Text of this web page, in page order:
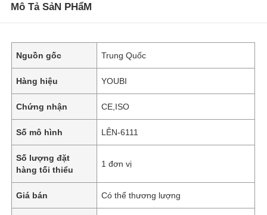
Mô Tả SảN PHẩM
Nguồn gốc Trung Quốc
Hàng hiệu YOUBI
Chứng nhận CE,ISO
Số mô hình LÊN-6111
Số lượng đặt
hàng tối thiểu
1 đơn vị
Giá bán Có thể thương lượng